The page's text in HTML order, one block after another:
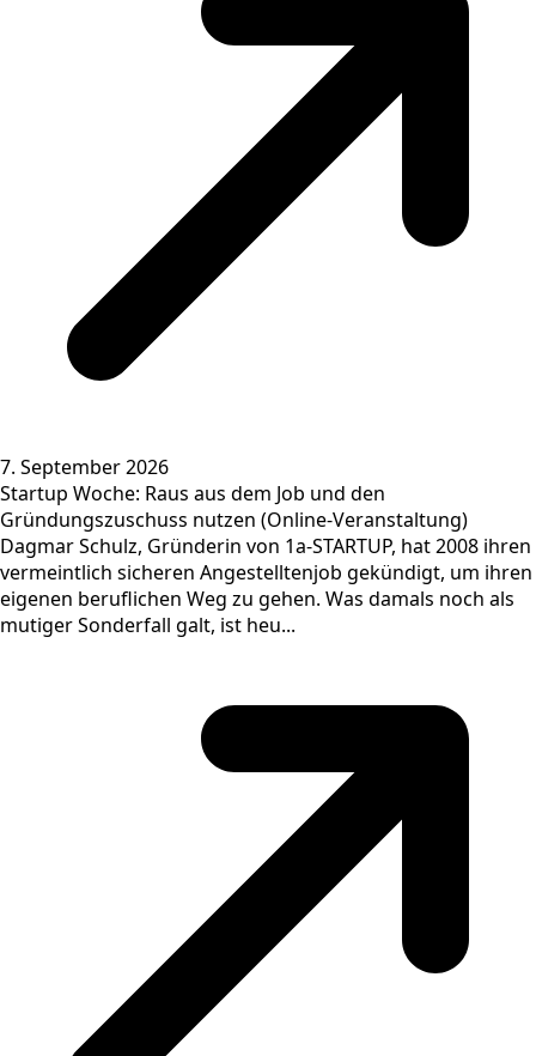
7. September 2026
Startup Woche: Raus aus dem Job und den
Gründungszuschuss nutzen (Online-Veranstaltung)
Dagmar Schulz, Gründerin von 1a-STARTUP, hat 2008 ihren
vermeintlich sicheren Angestelltenjob gekündigt, um ihren
eigenen beruflichen Weg zu gehen. Was damals noch als
mutiger Sonderfall galt, ist heu...